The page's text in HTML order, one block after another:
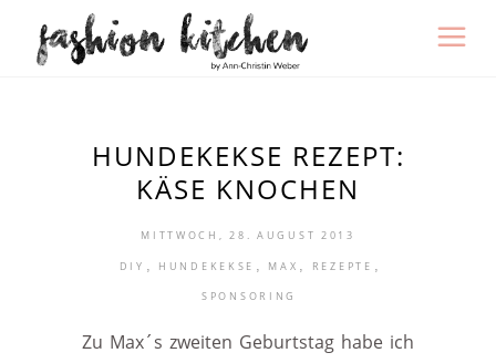
HUNDEKEKSE REZEPT:
KÄSE KNOCHEN
MITTWOCH, 28. AUGUST 2013
DIY , HUNDEKEKSE , MAX , REZEPTE ,
SPONSORING
Zu Max´s zweiten Geburtstag habe ich